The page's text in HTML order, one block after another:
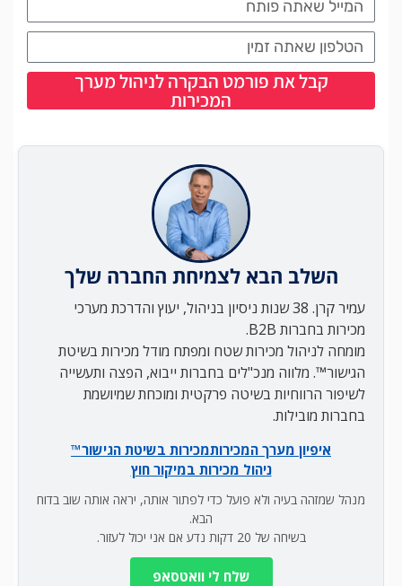
קבל את פורמט הבקרה לניהול מערך
המכירות
השלב הבא לצמיחת החברה שלך
עמיר קרן. 38 שנות ניסיון בניהול, יעוץ והדרכת מערכי
מכירות בחברות B2B.
מומחה לניהול מכירות שטח ומפתח מודל מכירות בשיטת
הגישור™. מלווה מנכ"לים בחברות ייבוא, הפצה ותעשייה
לשיפור הרווחיות בשיטה פרקטית ומוכחת שמיושמת
בחברות מובילות.
איפיון מערך המכירותמכירות בשיטת הגישור™
ניהול מכירות במיקור חוץ
מנהל שמזהה בעיה ולא פועל כדי לפתור אותה, יראה אותה שוב בדוח
הבא.
בשיחה של 20 דקות נדע אם אני יכול לעזור.
שלח לי וואטסאפ